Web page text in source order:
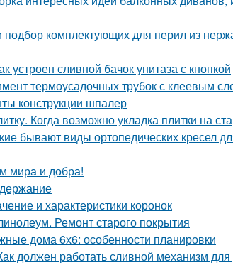
комплектующих для перил из
устроен сливной бачок унитаза с кнопкой
термоусадочных трубок с клеевым
конструкции шпалер
Когда возможно укладка плитки на
бывают виды ортопедических кресел
мира и добра!
и характеристики коронок
Ремонт старого покрытия
дома 6х6: особенности планировки
должен работать сливной механизм для